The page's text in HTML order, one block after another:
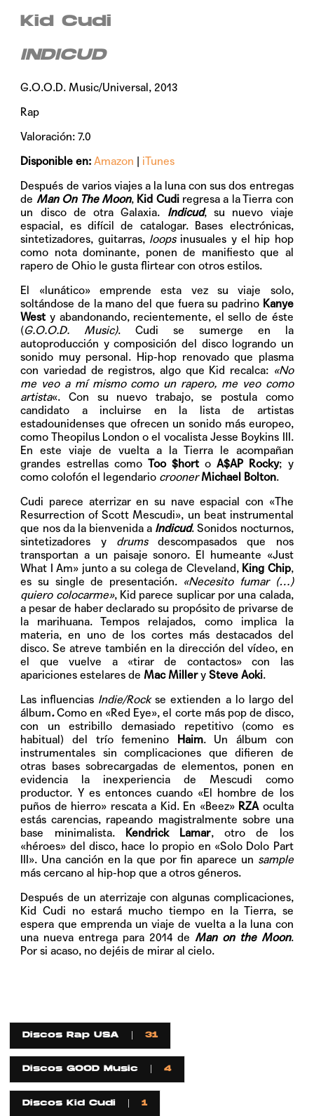
Kid Cudi
INDICUD
G.O.O.D. Music/Universal, 2013
Rap
Valoración: 7.0
Disponible en: Amazon
iTunes
Después de varios viajes a la luna con sus dos entregas
de Man On The Moon, Kid Cudiregresa a la Tierra con
un disco de otra Galaxia. Indicud, su nuevo viaje
espacial, es difícil de catalogar. Bases electrónicas,
sintetizadores, guitarras, loops inusuales y el hip hop
como nota dominante, ponen de manifiesto que al
rapero de Ohio le gusta flirtear con otros estilos.
El «lunático» emprende esta vez su viaje solo,
soltándose de la mano del que fuera su padrino Kanye
West y abandonando, recientemente, el sello de éste
(G.O.O.D. Music). Cudi se sumerge en la
autoproducción y composición del disco logrando un
sonido muy personal. Hip-hop renovado que plasma
con variedad de registros, algo que Kid recalca: «No
me veo a mí mismo como un rapero, me veo como
artista«. Con su nuevo trabajo, se postula como
candidato a incluirse en la lista de artistas
estadounidenses que ofrecen un sonido más europeo,
como Theopilus London o el vocalista Jesse Boykins III.
En este viaje de vuelta a la Tierra le acompañan
grandes estrellas como Too $hort oA$AP Rocky; y
como colofón el legendario crooner Michael Bolton.
Cudi parece aterrizar en su nave espacial con «The
Resurrection of Scott Mescudi», un beat instrumental
que nos da la bienvenida a Indicud. Sonidos nocturnos,
sintetizadores y drumsdescompasados que nos
transportan a un paisaje sonoro. El humeante «Just
What I Am» junto a su colega de Cleveland, King Chip,
es su single de presentación. «Necesito fumar (…)
quiero colocarme», Kid parece suplicar por una calada,
a pesar de haber declarado su propósito de privarse de
la marihuana. Tempos relajados, como implica la
materia, en uno de los cortes más destacados del
disco. Se atreve también en la dirección del vídeo, en
el que vuelve a «tirar de contactos» con las
apariciones estelares deMac MillerySteve Aoki.
Las influencias Indie/Rockse extienden a lo largo del
álbum.Como en «Red Eye», el corte más pop de disco,
con un estribillo demasiado repetitivo (como es
habitual) del trío femenino
Haim. Un álbum con
instrumentales sin complicaciones que difieren de
otras bases sobrecargadas de elementos, ponen en
evidencia la inexperiencia de Mescudi como
productor. Y es entonces cuando «El hombre de los
puños de hierro» rescata a Kid. En «Beez» RZAoculta
estás carencias, rapeando magistralmente sobre una
base minimalista.
Kendrick Lamar, otro de los
«héroes» del disco, hace lo propio en «Solo Dolo Part
III». Una canción en la que por fin aparece un sample
más cercano al hip-hop que a otros géneros.
Después de un aterrizaje con algunas complicaciones,
Kid Cudi no estará mucho tiempo en la Tierra, se
espera que emprenda un viaje de vuelta a la luna con
una nueva entrega para 2014 deMan on the Moon.
Por si acaso, no dejéis de mirar al cielo.
Discos Rap USA 31
Discos GOOD Music 4
Discos Kid Cudi 1